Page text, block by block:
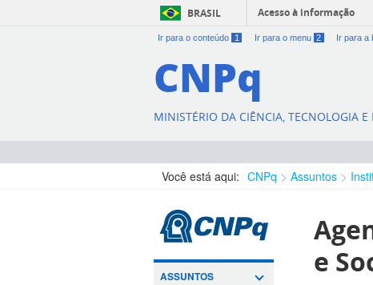
BRASIL Acesso à informação
Ir para o conteúdo 1 Ir para o menu 2 Ir para a
CNPq
MINISTÉRIO DA CIÊNCIA, TECNOLOGIA E
Você está aqui: CNPq Assuntos
ASSUNTOS
e